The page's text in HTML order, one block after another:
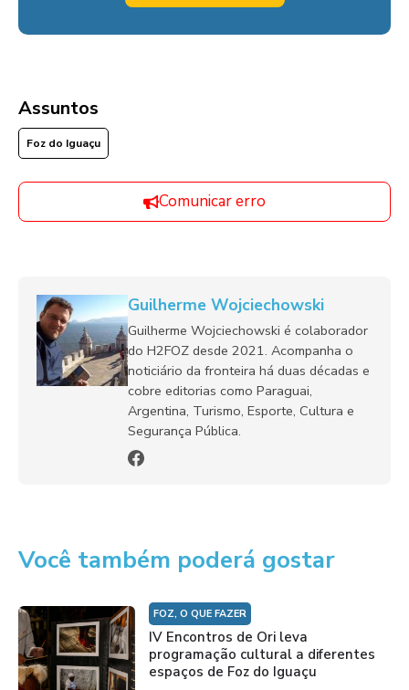
Assuntos
Foz do Iguaçu
Comunicar erro
Guilherme Wojciechowski
Guilherme Wojciechowski é colaborador
do H2FOZ desde 2021. Acompanha o
noticiário da fronteira há duas décadas e
cobre editorias como Paraguai,
Argentina, Turismo, Esporte, Cultura e
Segurança Pública.
Você também poderá gostar
FOZ, O QUE FAZER
IV Encontros de Ori leva
programação cultural a diferentes
espaços de Foz do Iguaçu